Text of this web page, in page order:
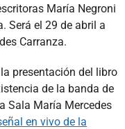
María Negroni
Será el 29 de abril a
Carranza.
presentación del libro
de la banda de
Sala María Mercedes
en vivo de la